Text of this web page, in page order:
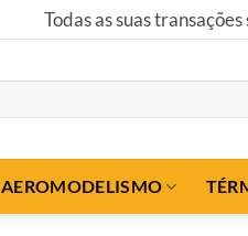
Todas as suas
AEROMODELISMO